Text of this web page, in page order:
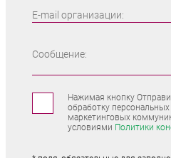
E-mail организации:
Сообщение:
Нажимая кнопку
обработку
маркетинговых
условиями Политики